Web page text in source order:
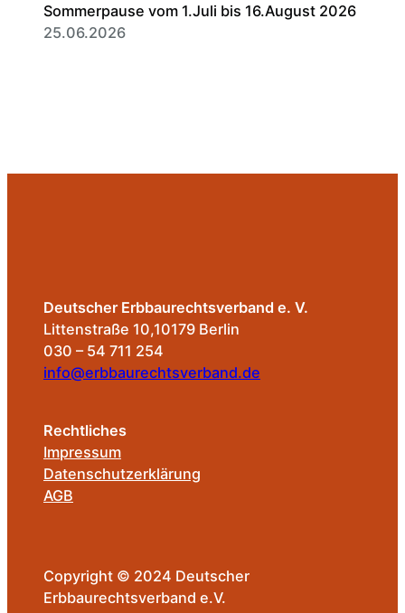
Sommerpause vom 1.Juli bis 16.August 2026
25.06.2026
Deutscher Erbbaurechtsverband e. V.
Littenstraße 10,10179 Berlin
030 – 54 711 254
info@erbbaurechtsverband.de
Rechtliches
Impressum
Datenschutzerklärung
AGB
Copyright © 2024 Deutscher
Erbbaurechtsverband e.V.